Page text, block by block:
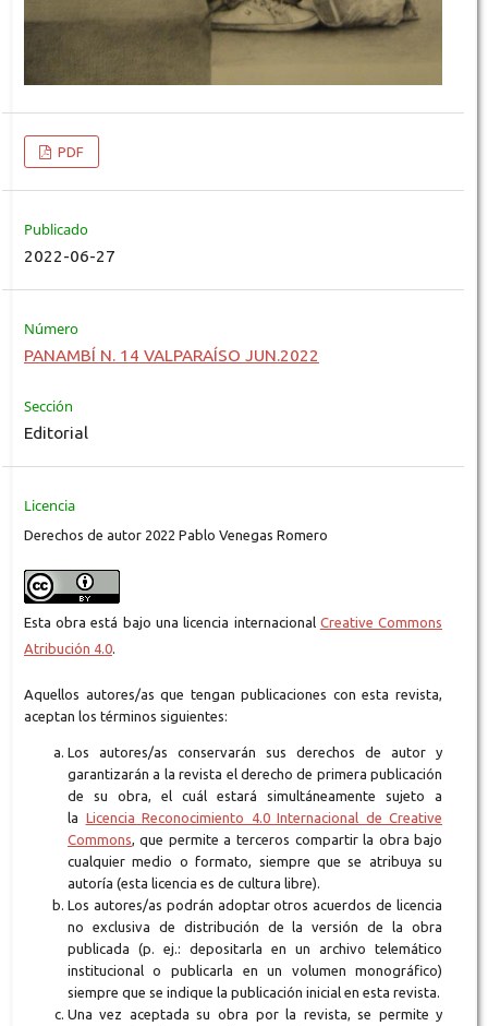
PDF
Publicado
2022-06-27
Número
PANAMBÍ N. 14 VALPARAÍSO JUN.2022
Sección
Editorial
Licencia
Derechos de autor 2022 Pablo Venegas Romero
Esta obra está bajo una licencia internacional Creative Commons
Atribución 4.0.
Aquellos autores/as que tengan publicaciones con esta revista,
aceptan los términos siguientes:
Los autores/as conservarán sus derechos de autor y
garantizarán a la revista el derecho de primera publicación
de su obra, el cuál estará simultáneamente sujeto a
la Licencia Reconocimiento 4.0 Internacional de Creative
Commons , que permite a terceros compartir la obra bajo
cualquier medio o formato, siempre que se atribuya su
autoría (esta licencia es de cultura libre).
Los autores/as podrán adoptar otros acuerdos de licencia
no exclusiva de distribución de la versión de la obra
publicada (p. ej.: depositarla en un archivo telemático
institucional o publicarla en un volumen monográfico)
siempre que se indique la publicación inicial en esta revista.
Una vez aceptada su obra por la revista, se permite y